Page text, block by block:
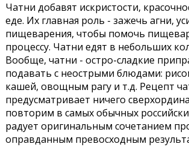
Чатни добавят искристости,
еде. Их главная роль - зажечь агни,
пищеварения, чтобы помочь
процессу. Чатни едят в небольших
Вообще, чатни - остро-сладкие
подавать с неострыми блюдами:
кашей, овощным рагу и т.д. Рецепт
предусматривает ничего
повторим в самых обычных
радует оригинальным сочетанием
оправданным превосходным